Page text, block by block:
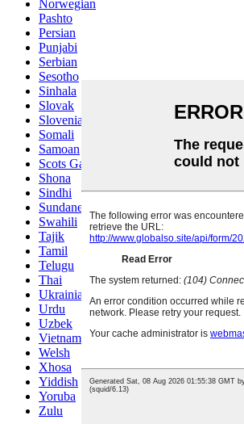
Norwegian
Pashto
Persian
Punjabi
Serbian
Sesotho
Sinhala
Slovak
Slovenian
Somali
Samoan
Scots Gaelic
Shona
Sindhi
Sundanese
Swahili
Tajik
Tamil
Telugu
Thai
Ukrainian
Urdu
Uzbek
Vietnamese
Welsh
Xhosa
Yiddish
Yoruba
Zulu